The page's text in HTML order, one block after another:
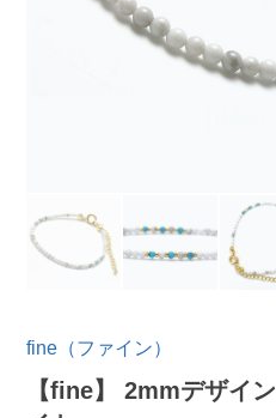
fine（ファイン）
【fine】 2mmデザイ